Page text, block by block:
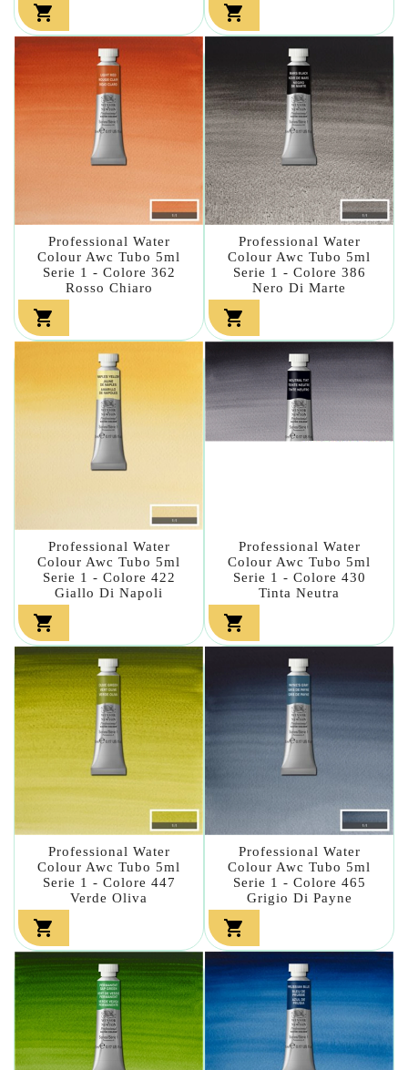
 
Professional Water
Colour Awc Tubo 5ml
Serie 1 - Colore 362
Rosso Chiaro

Professional Water
Colour Awc Tubo 5ml
Serie 1 - Colore 386
Nero Di Marte

Professional Water
Colour Awc Tubo 5ml
Serie 1 - Colore 422
Giallo Di Napoli

Professional Water
Colour Awc Tubo 5ml
Serie 1 - Colore 430
Tinta Neutra

Professional Water
Colour Awc Tubo 5ml
Serie 1 - Colore 447
Verde Oliva

Professional Water
Colour Awc Tubo 5ml
Serie 1 - Colore 465
Grigio Di Payne
